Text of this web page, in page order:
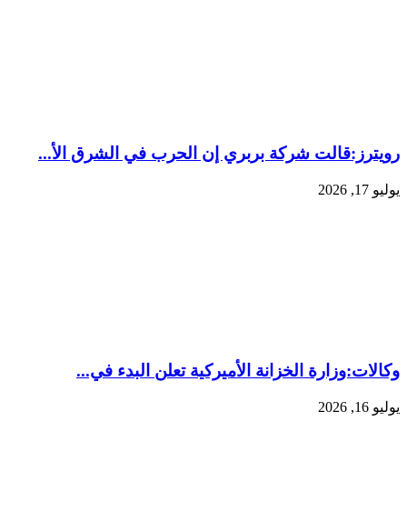
رويترز:‏قالت شركة بربري إن الحرب في الشرق الأ...
يوليو 17, 2026
وكالات:‏وزارة الخزانة الأميركية تعلن البدء في...
يوليو 16, 2026